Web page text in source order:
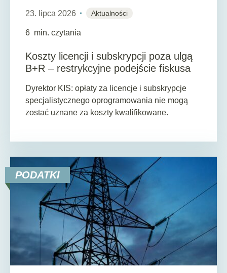
23. lipca 2026 Aktualności
6 min. czytania
Koszty licencji i subskrypcji poza ulgą
B+R – restrykcyjne podejście fiskusa
Dyrektor KIS: opłaty za licencje i subskrypcje
specjalistycznego oprogramowania nie mogą
zostać uznane za koszty kwalifikowane.
PODATKI